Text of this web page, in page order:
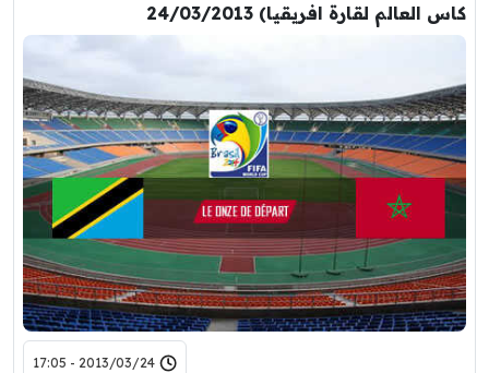
كاس العالم لقارة افريقيا) 24/03/2013
2013/03/24 - 17:05